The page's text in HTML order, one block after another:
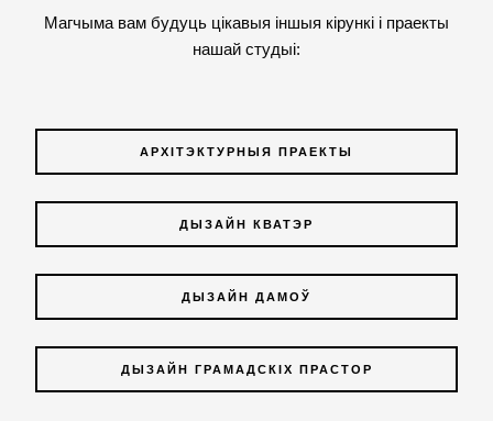
Магчыма вам будуць цікавыя іншыя кірункі і праекты
нашай студыі:
АРХІТЭКТУРНЫЯ ПРАЕКТЫ
ДЫЗАЙН КВАТЭР
ДЫЗАЙН ДАМОЎ
ДЫЗАЙН ГРАМАДСКІХ ПРАСТОР